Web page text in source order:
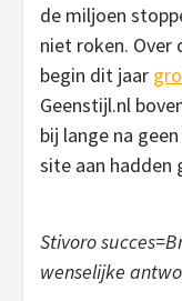
de miljoen
niet roken. Over
begin dit jaar
Geenstijl.nl
bij lange na
site aan hadden
Stivoro
wenselijke